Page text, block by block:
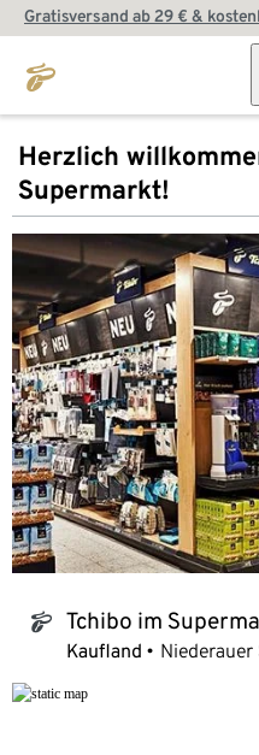
Gratisversand ab 29 € &
Herzlich
Supermarkt!
tchibo_logo Tchibo im
Kaufland Niederauer